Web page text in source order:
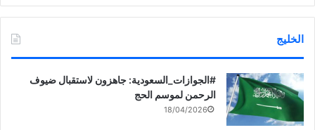
الخليج
‏‎#الجوازات_السعودية: جاهزون لاستقبال ضيوف
الرحمن لموسم الحج
18/04/2026